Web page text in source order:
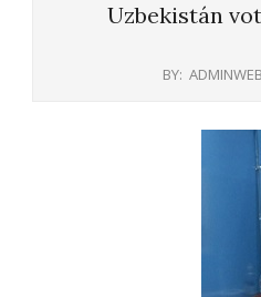
Uzbekistán
BY: ADMINWEB